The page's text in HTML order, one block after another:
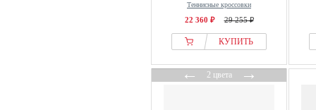
Теннисные кроссовки
22 360 ₽ 29 255 ₽
КУПИТЬ
←2 цвета→